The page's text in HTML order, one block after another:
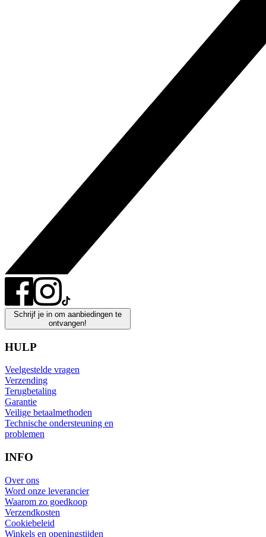
Schrijf je in om aanbiedingen te
ontvangen!
HULP
Veelgestelde vragen
Verzending
Terugbetaling
Garantie
Veilige betaalmethoden
Technische ondersteuning en
problemen
INFO
Over ons
Word onze leverancier
Waarom zo goedkoop
Verzendkosten
Cookiebeleid
Winkels en openingstijden